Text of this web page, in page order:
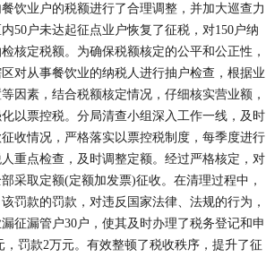
饮业户的税额进行了合理调整，并加大巡查力
50户未达起征点业户恢复了征税，对150户纳
核定税额。为确保税额核定的公平和公正性，
对从事餐饮业的纳税人进行抽户检查，根据业
因素，结合税额核定情况，仔细核实营业额，
以票控税。分局清查小组深入工作一线，及时
收情况，严格落实以票控税制度，每季度进行
重点检查，及时调整定额。经过严格核定，对
采取定额(定额加发票)征收。在清理过程中，
罚款的罚款，对违反国家法律、法规的行为，
征漏管户30户，使其及时办理了税务登记和申
罚款2万元。有效整顿了税收秩序，提升了征